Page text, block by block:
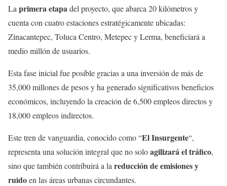
La primera etapadel proyecto, que abarca 20 kilómetros y
cuenta con cuatro estaciones estratégicamente ubicadas:
Zinacantepec, Toluca Centro, Metepec y Lerma, beneficiará a
medio millón de usuarios.
Esta fase inicial fue posible gracias a una inversión de más de
35,000 millones de pesos y ha generado significativos beneficios
económicos, incluyendo la creación de 6,500 empleos directos y
18,000 empleos indirectos.
Este tren de vanguardia, conocido como “El Insurgente“,
representa una solución integral que no soloagilizará el tráfico,
sino que también contribuirá a la reducción de emisiones y
ruidoen las áreas urbanas circundantes.